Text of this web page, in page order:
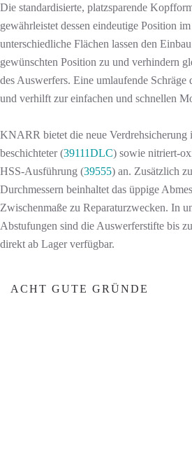
Die standardisierte, platzsparende
gewährleistet dessen eindeutige Position
unterschiedliche Flächen lassen den
gewünschten Position zu und verhindern
des Auswerfers. Eine umlaufende Schräge
und verhilft zur einfachen und schnellen
KNARR bietet die neue Verdrehsicherung
beschichteter (39111DLC) sowie nitriert-
HSS-Ausführung (39555) an. Zusätzlich
Durchmessern beinhaltet das üppige
Zwischenmaße zu Reparaturzwecken. In
Abstufungen sind die Auswerferstifte bis
direkt ab Lager verfügbar.
ACHT GUTE GRÜNDE